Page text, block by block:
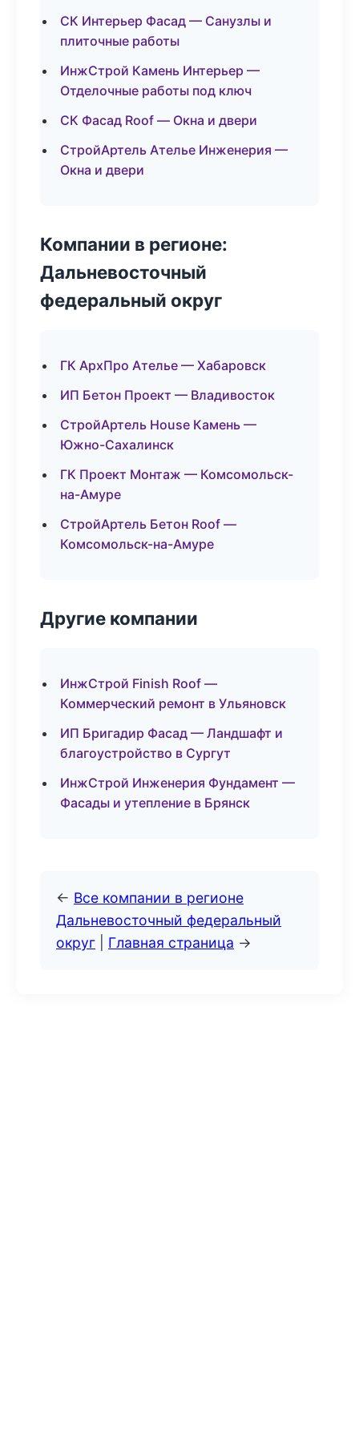
СК Интерьер Фасад — Санузлы и
плиточные работы
ИнжСтрой Камень Интерьер —
Отделочные работы под ключ
СК Фасад Roof — Окна и двери
СтройАртель Ателье Инженерия —
Окна и двери
Компании в регионе:
Дальневосточный
федеральный округ
ГК АрхПро Ателье — Хабаровск
ИП Бетон Проект — Владивосток
СтройАртель House Камень —
Южно-Сахалинск
ГК Проект Монтаж — Комсомольск-
на-Амуре
СтройАртель Бетон Roof —
Комсомольск-на-Амуре
Другие компании
ИнжСтрой Finish Roof —
Коммерческий ремонт в Ульяновск
ИП Бригадир Фасад — Ландшафт и
благоустройство в Сургут
ИнжСтрой Инженерия Фундамент —
Фасады и утепление в Брянск
← Все компании в регионе
Дальневосточный федеральный
округ
Главная страница →